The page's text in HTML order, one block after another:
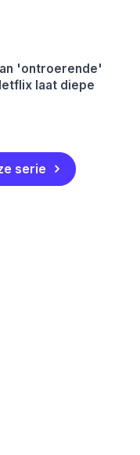
'ontroerende'
laat diepe
serie